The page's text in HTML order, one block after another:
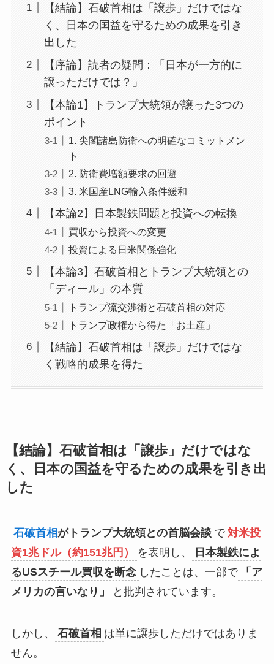
【結論】石破首相は「譲歩」だけではな
く、日本の国益を守るための成果を引き
出した
【序論】読者の疑問：「日本が一方的に
譲っただけでは？」
【本論1】トランプ大統領が譲った3つの
ポイント
1. 尖閣諸島防衛への明確なコミットメン
ト
2. 防衛費増額要求の回避
3. 米国産LNG輸入条件緩和
【本論2】日本製鉄問題と投資への転換
買収から投資への変更
投資による日米関係強化
【本論3】石破首相とトランプ大統領との
「ディール」の本質
トランプ流交渉術と石破首相の対応
トランプ政権から得た「お土産」
【結論】石破首相は「譲歩」だけではな
く戦略的成果を得た
【結論】石破首相は「譲歩」だけではな
く、日本の国益を守るための成果を引き出
した
石破首相 がトランプ大統領との首脳会談 で 対米投
資1兆ドル（約151兆円）
を表明し、
日本製鉄によ
るUSスチール買収を断念 したことは、一部で
「ア
メリカの言いなり」
と批判されています。
しかし、 石破首相 は単に譲歩しただけではありま
せん。